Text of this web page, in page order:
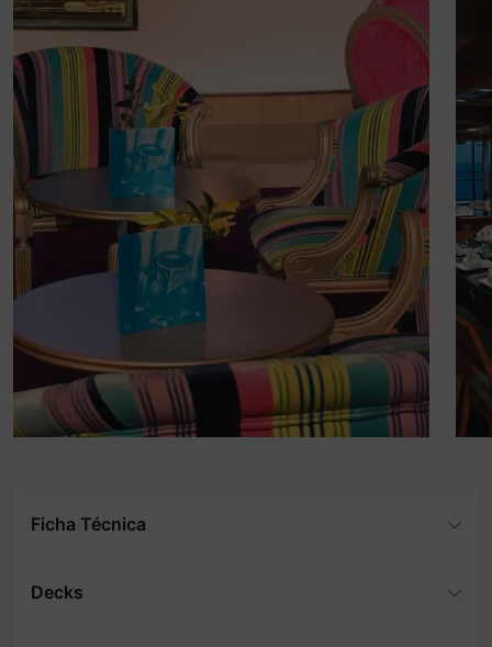
Ficha Técnica
Decks